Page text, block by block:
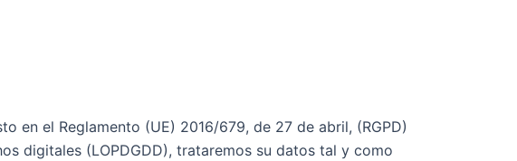
en el Reglamento (UE) 2016/679, de 27 de abril, (RGPD)
digitales (LOPDGDD), trataremos su datos tal y como